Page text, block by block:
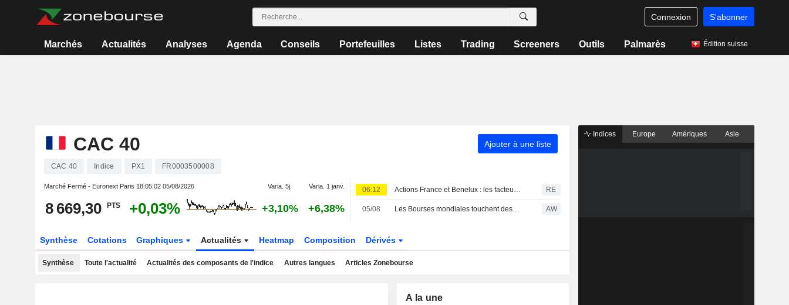
Connexion S'abonner
Marchés Actualités Analyses Agenda Conseils Portefeuilles Listes Trading Screeners Outils Palmarès Édition suisse
CAC 40 Ajouter à une liste
CAC 40 Indice PX1 FR0003500008
Marché Fermé - Euronext Paris 18:05:02 05/08/2026 Varia. 5j. Varia. 1 janv.
8 669,30 PTS +0,03% +3,10% +6,38%
06:12 Actions France et Benelux : les facteurs à suivre RE
05/08 Les Bourses mondiales touchent des records, sans s'emballer pour autant AW
Synthèse Cotations Graphiques Actualités Heatmap Composition Dérivés
Synthèse Toute l'actualité Actualités des composants de l'indice Autres langues Articles Zonebourse
A la une
Indices Europe Amériques Asie